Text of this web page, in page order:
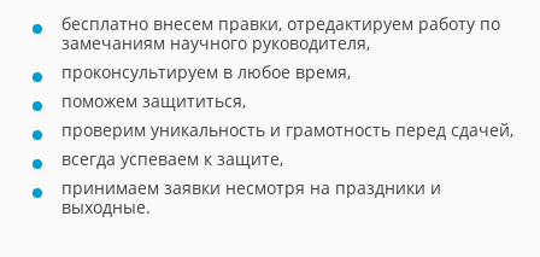
бесплатно внесем правки, отредактируем работу по
замечаниям научного руководителя,
проконсультируем в любое время,
поможем защититься,
проверим уникальность и грамотность перед сдачей,
всегда успеваем к защите,
принимаем заявки несмотря на праздники и
выходные.